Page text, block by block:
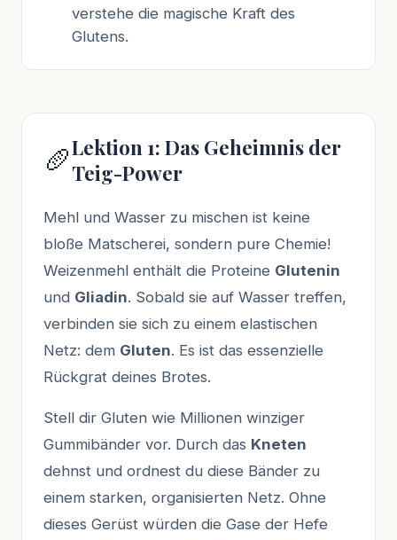
verstehe die magische Kraft des
Glutens.
🥖Lektion 1: Das Geheimnis der
Teig-Power
Mehl und Wasser zu mischen ist keine
bloße Matscherei, sondern pure Chemie!
Weizenmehl enthält die Proteine Glutenin
und Gliadin. Sobald sie auf Wasser treffen,
verbinden sie sich zu einem elastischen
Netz: dem Gluten. Es ist das essenzielle
Rückgrat deines Brotes.
Stell dir Gluten wie Millionen winziger
Gummibänder vor. Durch das Kneten
dehnst und ordnest du diese Bänder zu
einem starken, organisierten Netz. Ohne
dieses Gerüst würden die Gase der Hefe